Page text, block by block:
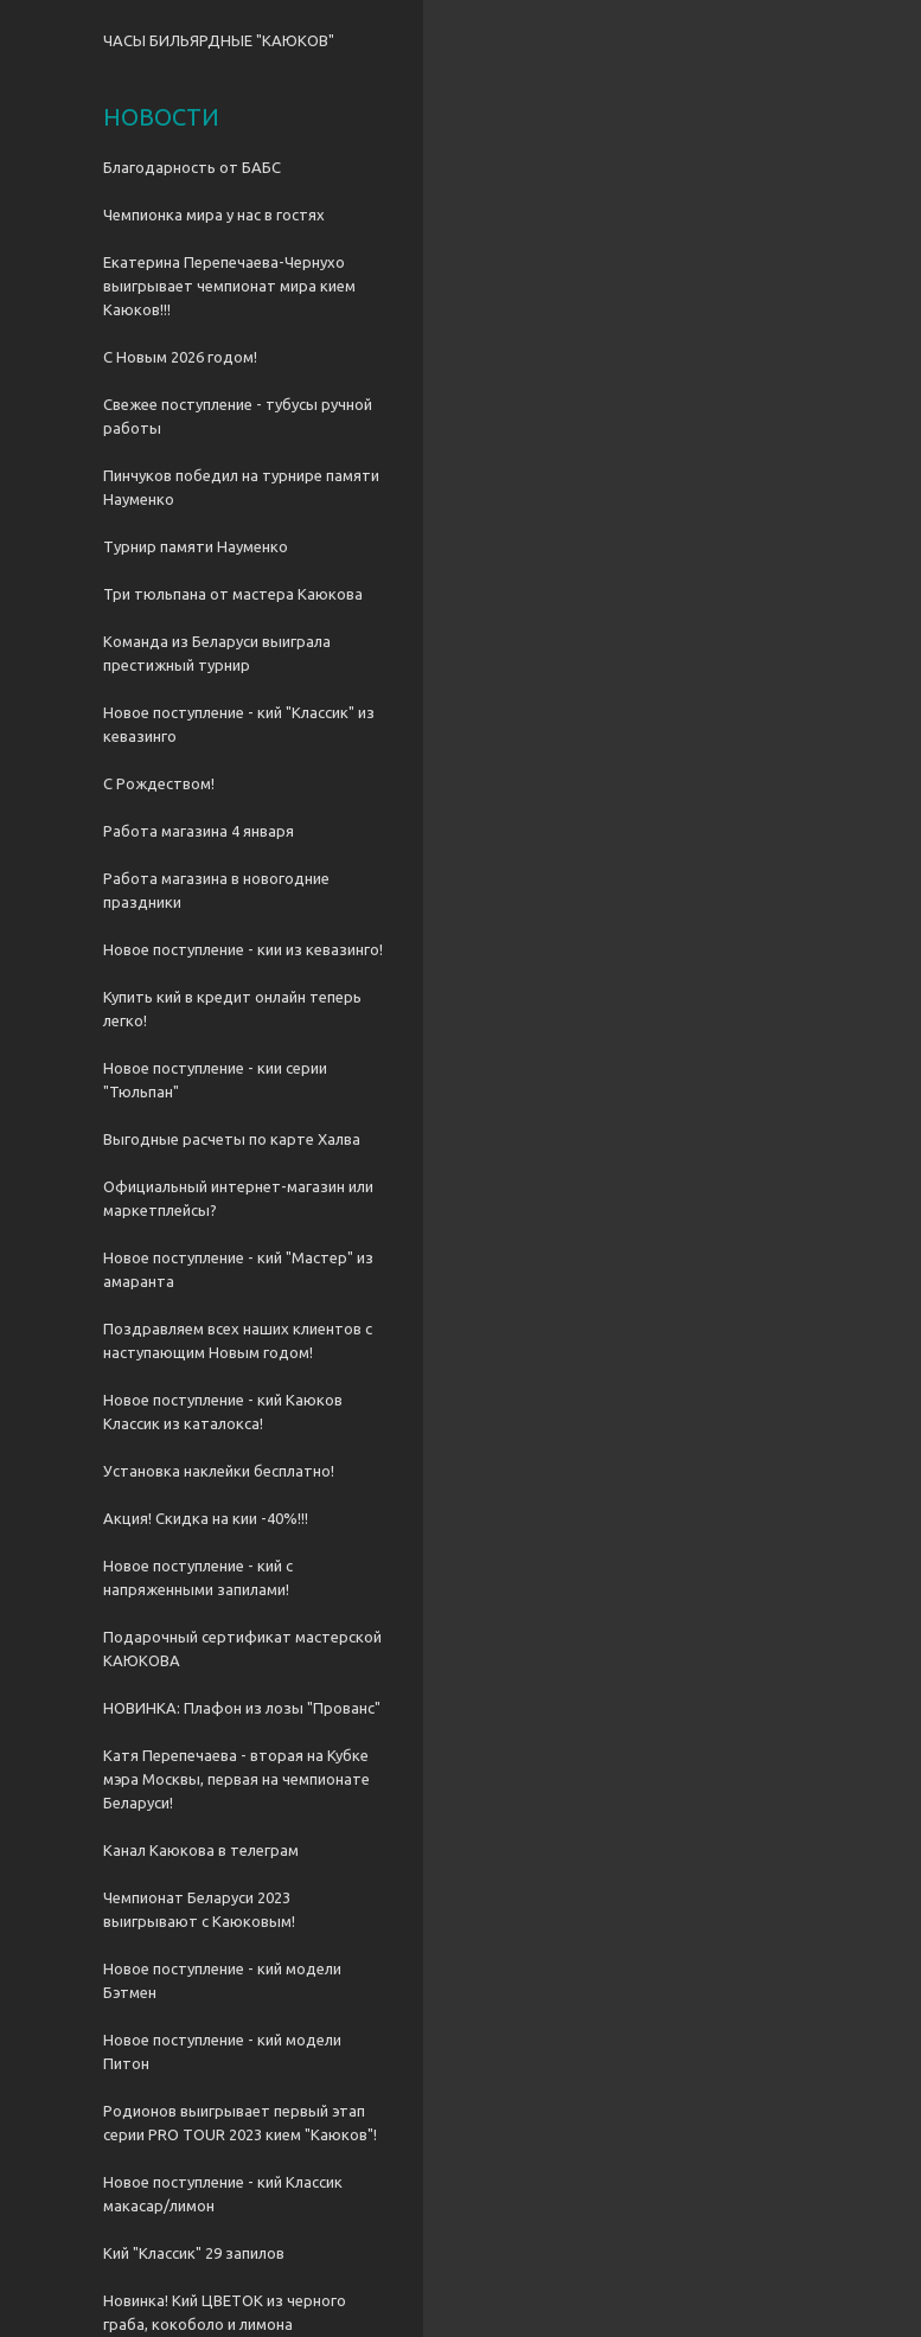
ЧАСЫ БИЛЬЯРДНЫЕ "КАЮКОВ"
НОВОСТИ
Благодарность от БАБС
Чемпионка мира у нас в гостях
Екатерина Перепечаева-Чернухо
выигрывает чемпионат мира кием
Каюков!!!
С Новым 2026 годом!
Свежее поступление - тубусы ручной
работы
Пинчуков победил на турнире памяти
Науменко
Турнир памяти Науменко
Три тюльпана от мастера Каюкова
Команда из Беларуси выиграла
престижный турнир
Новое поступление - кий "Классик" из
кевазинго
С Рождеством!
Работа магазина 4 января
Работа магазина в новогодние
праздники
Новое поступление - кии из кевазинго!
Купить кий в кредит онлайн теперь
легко!
Новое поступление - кии серии
"Тюльпан"
Выгодные расчеты по карте Халва
Официальный интернет-магазин или
маркетплейсы?
Новое поступление - кий "Мастер" из
амаранта
Поздравляем всех наших клиентов с
наступающим Новым годом!
Новое поступление - кий Каюков
Классик из каталокса!
Установка наклейки бесплатно!
Акция! Скидка на кии -40%!!!
Новое поступление - кий с
напряженными запилами!
Подарочный сертификат мастерской
КАЮКОВА
НОВИНКА: Плафон из лозы "Прованс"
Катя Перепечаева - вторая на Кубке
мэра Москвы, первая на чемпионате
Беларуси!
Канал Каюкова в телеграм
Чемпионат Беларуси 2023
выигрывают с Каюковым!
Новое поступление - кий модели
Бэтмен
Новое поступление - кий модели
Питон
Родионов выигрывает первый этап
серии PRO TOUR 2023 кием "Каюков"!
Новое поступление - кий Классик
макасар/лимон
Кий "Классик" 29 запилов
Новинка! Кий ЦВЕТОК из черного
граба, кокоболо и лимона